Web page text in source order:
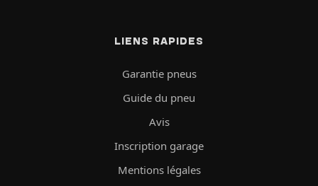
LIENS RAPIDES
Garantie pneus
Guide du pneu
Avis
Inscription garage
Mentions légales